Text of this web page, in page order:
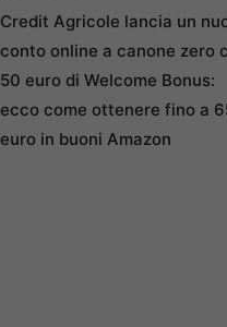
Credit Agricole lancia un
conto online a canone zero
50 euro di Welcome Bonus:
ecco come ottenere fino a
euro in buoni Amazon